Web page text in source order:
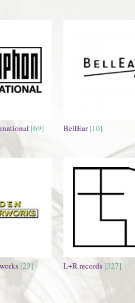
[69] BellEar [10]
[23] L+R records [327]